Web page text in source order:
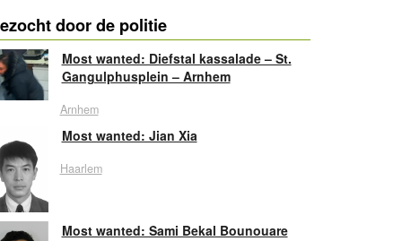
door de politie
Most wanted: Diefstal kassalade – St.
Gangulphusplein – Arnhem
Arnhem
Most wanted: Jian Xia
Haarlem
Most wanted: Sami Bekal Bounouare